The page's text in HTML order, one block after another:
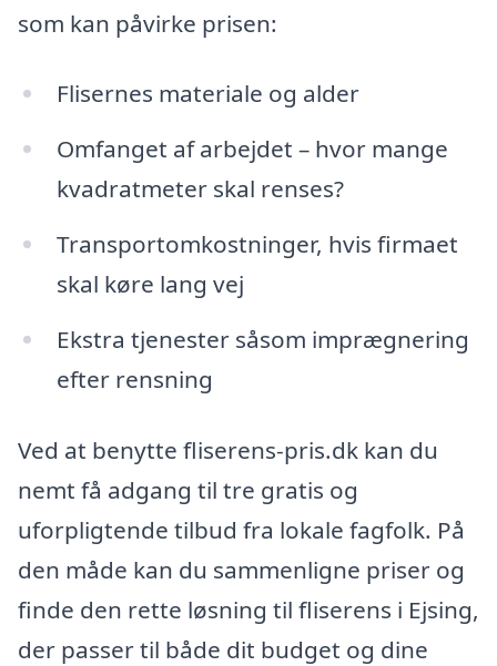
som kan påvirke prisen:
Flisernes materiale og alder
Omfanget af arbejdet – hvor mange
kvadratmeter skal renses?
Transportomkostninger, hvis firmaet
skal køre lang vej
Ekstra tjenester såsom imprægnering
efter rensning
Ved at benytte fliserens-pris.dk kan du
nemt få adgang til tre gratis og
uforpligtende tilbud fra lokale fagfolk. På
den måde kan du sammenligne priser og
finde den rette løsning til fliserens i Ejsing,
der passer til både dit budget og dine